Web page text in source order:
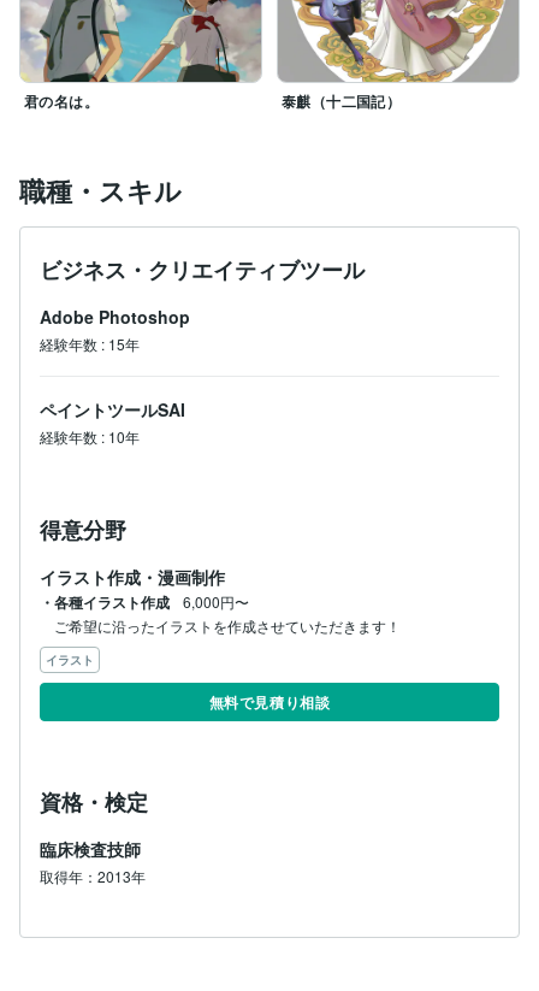
君の名は。 泰麒（十二国記）
職種・スキル
ビジネス・クリエイティブツール
Adobe Photoshop
経験年数 : 15年
ペイントツールSAI
経験年数 : 10年
得意分野
イラスト作成・漫画制作
・各種イラスト作成
6,000円〜
ご希望に沿ったイラストを作成させていただきます！
イラスト
無料で見積り相談
資格・検定
臨床検査技師
取得年：2013年